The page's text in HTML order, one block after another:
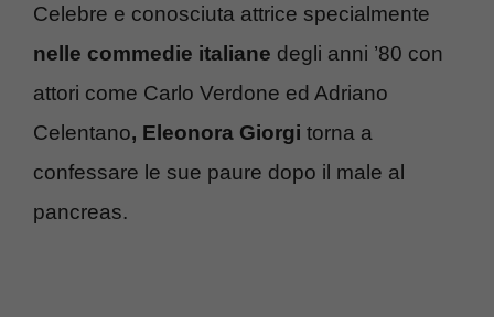
Celebre e conosciuta attrice specialmente
nelle commedie italiane degli anni ’80 con
attori come Carlo Verdone ed Adriano
Celentano, Eleonora Giorgi torna a
confessare le sue paure dopo il male al
pancreas.